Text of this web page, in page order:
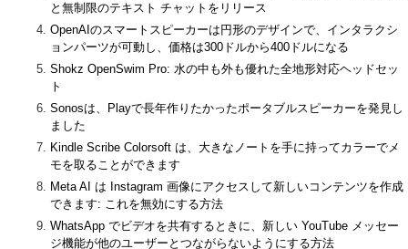
と無制限のテキスト チャットをリリース
OpenAIのスマートスピーカーは円形のデザインで、インタラクシ
ョンパーツが可動し、価格は300ドルから400ドルになる
Shokz OpenSwim Pro: 水の中も外も優れた全地形対応ヘッドセッ
ト
Sonosは、Playで長年作りたかったポータブルスピーカーを発見し
ました
Kindle Scribe Colorsoft は、大きなノートを手に持ってカラーでメ
モを取ることができます
Meta AI は Instagram 画像にアクセスして新しいコンテンツを作成
できます: これを無効にする方法
WhatsApp でビデオを共有するときに、新しい YouTube メッセー
ジ機能が他のユーザーとつながらないようにする方法